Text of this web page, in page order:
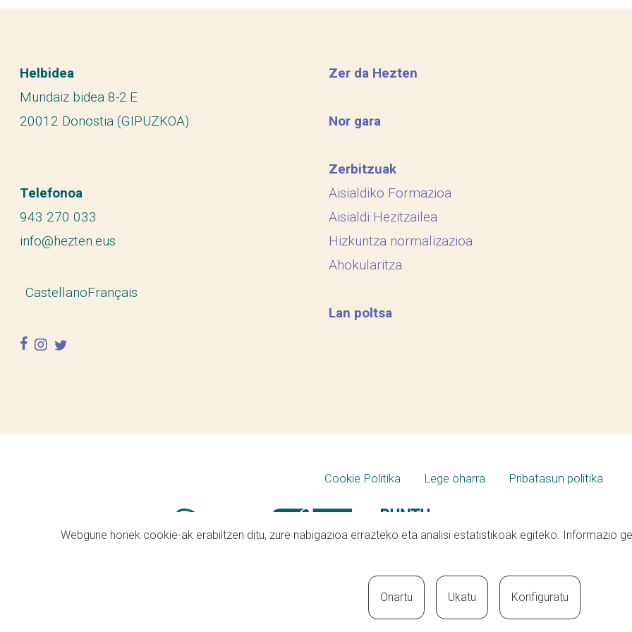
Helbidea
Mundaiz bidea 8-2.E
20012 Donostia (GIPUZKOA)
Telefonoa
943 270 033
info@hezten.eus
CastellanoFrançais
facebook
instagram
twitter
Zer da Hezten
Nor gara
Zerbitzuak
Aisialdiko Formazioa
Aisialdi Hezitzailea
Hizkuntza normalizazioa
Ahokularitza
Lan poltsa
Cookie Politika Lege oharra Pribatasun politika
Webgune honek cookie-ak erabiltzen ditu, zure nabigazioa errazteko eta analisi estatistikoak egiteko. Informazio
Onartu Ukatu Konfiguratu